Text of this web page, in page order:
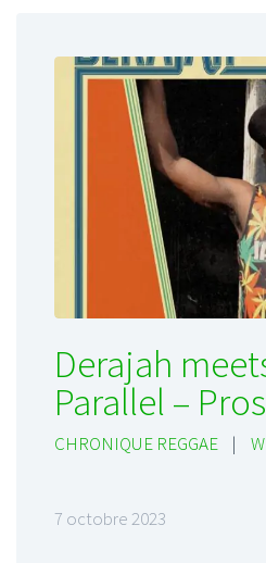
Derajah
Parallel –
CHRONIQUE REGGAE |
7 octobre 2023